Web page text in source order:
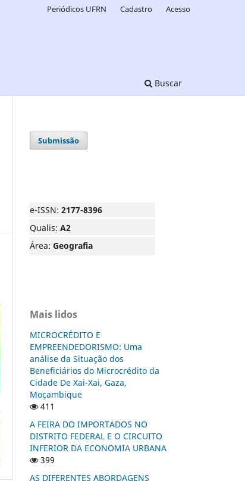
Buscar
Periódicos UFRN Cadastro Acesso
Submissão
e-ISSN: 2177-8396
Qualis: A2
Área: Geografia
Mais lidos
MICROCRÉDITO E
EMPREENDEDORISMO: Uma
análise da Situação dos
Beneficiários do Microcrédito da
Cidade De Xai-Xai, Gaza,
Moçambique
411
A FEIRA DO IMPORTADOS NO
DISTRITO FEDERAL E O CIRCUITO
INFERIOR DA ECONOMIA URBANA
399
AS DIFERENTES ABORDAGENS